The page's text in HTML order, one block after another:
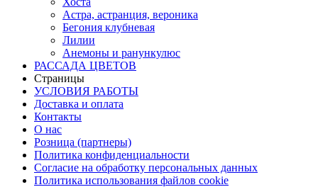
Астра, астранция, вероника
Бегония клубневая
Лилии
Анемоны и ранункулюс
РАССАДА ЦВЕТОВ
Страницы
УСЛОВИЯ РАБОТЫ
Доставка и оплата
Контакты
О наc
Розница (партнеры)
Политика конфиденциальности
Согласие на обработку персональных данных
Политика использования файлов сookie